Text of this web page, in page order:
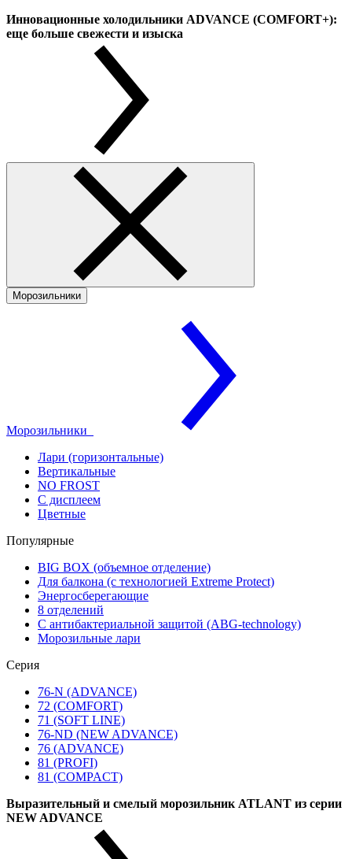
Инновационные холодильники ADVANCE (COMFORT+):
еще больше свежести и изыска
Морозильники
Морозильники
Лари (горизонтальные)
Вертикальные
NO FROST
С дисплеем
Цветные
Популярные
BIG BOX (объемное отделение)
Для балкона (с технологией Extreme Protect)
Энергосберегающие
8 отделений
С антибактериальной защитой (ABG-technology)
Морозильные лари
Серия
76-N (ADVANCE)
72 (COMFORT)
71 (SOFT LINE)
76-ND (NEW ADVANCE)
76 (ADVANCE)
81 (PROFI)
81 (COMPACT)
Выразительный и смелый морозильник ATLANT из серии
NEW ADVANCE